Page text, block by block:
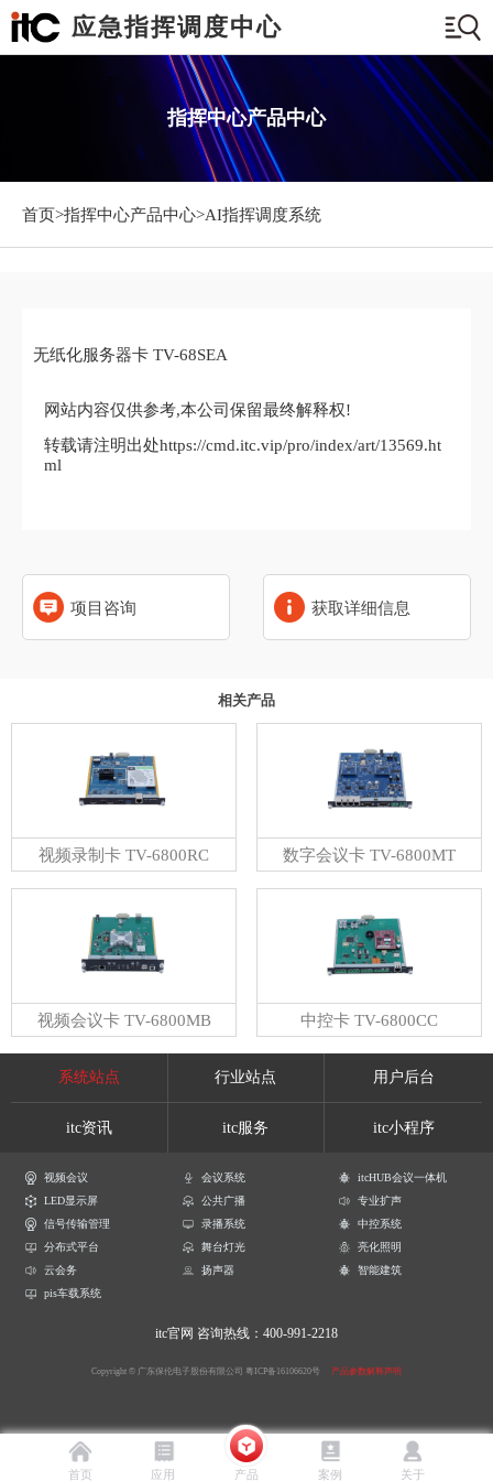
应急指挥调度中心
指挥中心产品中心
首页>指挥中心产品中心>AI指挥调度系统
无纸化服务器卡 TV-68SEA
网站内容仅供参考,本公司保留最终解释权!
转载请注明出处https://cmd.itc.vip/pro/index/art/13569.ht
ml
项目咨询 获取详细信息
相关产品
视频录制卡 TV-6800RC 数字会议卡 TV-6800MT
视频会议卡 TV-6800MB 中控卡 TV-6800CC
系统站点 行业站点 用户后台
itc资讯 itc服务 itc小程序
视频会议 会议系统
itcHUB会议一体机
LED显示屏
公共广播
专业扩声
信号传输管理
录播系统
中控系统
分布式平台
舞台灯光
亮化照明
云会务
扬声器
智能建筑
pis车载系统
itc官网 咨询热线：400-991-2218
Copyright © 广东保伦电子股份有限公司 粤ICP备16106620号 产品参数解释声明
首页 应用 产品 案例 关于